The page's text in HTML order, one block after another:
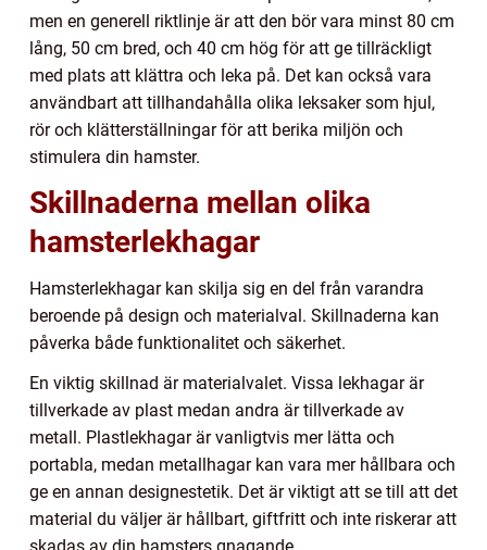
men en generell riktlinje är att den bör vara minst 80 cm
lång, 50 cm bred, och 40 cm hög för att ge tillräckligt
med plats att klättra och leka på. Det kan också vara
användbart att tillhandahålla olika leksaker som hjul,
rör och klätterställningar för att berika miljön och
stimulera din hamster.
Skillnaderna mellan olika
hamsterlekhagar
Hamsterlekhagar kan skilja sig en del från varandra
beroende på design och materialval. Skillnaderna kan
påverka både funktionalitet och säkerhet.
En viktig skillnad är materialvalet. Vissa lekhagar är
tillverkade av plast medan andra är tillverkade av
metall. Plastlekhagar är vanligtvis mer lätta och
portabla, medan metallhagar kan vara mer hållbara och
ge en annan designestetik. Det är viktigt att se till att det
material du väljer är hållbart, giftfritt och inte riskerar att